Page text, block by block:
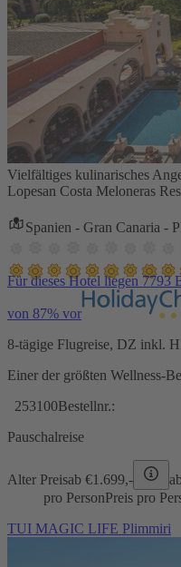
Vielfältiges kulinarisches
Lopesan Costa Meloneras
Spanien - Gran Canaria -
Für dieses Hotel liegen 7793
von 87% vor
8-tägige Flugreise, DZ inkl.
Einer der größten Wellness-
253100Bestellnr.:
Pauschalreise
Alter Preisab €1.699,-
pro PersonPreis pro
TUI MAGIC LIFE Plimmiri